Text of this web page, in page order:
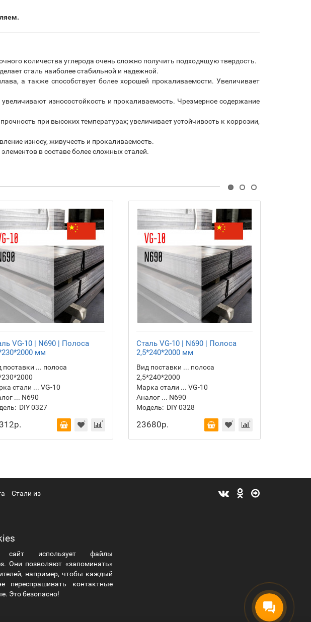
количества углерода очень сложно получить подходящую твердость.
сталь наиболее стабильной и надежной.
а также способствует более хорошей прокаливаемости. Увеличивает
износостойкость и прокаливаемость. Чрезмерное содержание
при высоких температурах; увеличивает устойчивость к коррозии,
износу, живучесть и прокаливаемость.
в составе более сложных сталей.
VG-10 | N690 | Полоса
мм
поставки ... полоса
стали ... VG-10
... N690
DIY 0327
Сталь VG-10 | N690 | Полоса
2,5*240*2000 мм
Вид поставки ... полоса
2,5*240*2000
Марка стали ... VG-10
Аналог ... N690
Модель: DIY 0328
23680р.
Стали из
использует файлы
Они позволяют «запоминать»
например, чтобы каждый
переспрашивать контактные
Это безопасно!